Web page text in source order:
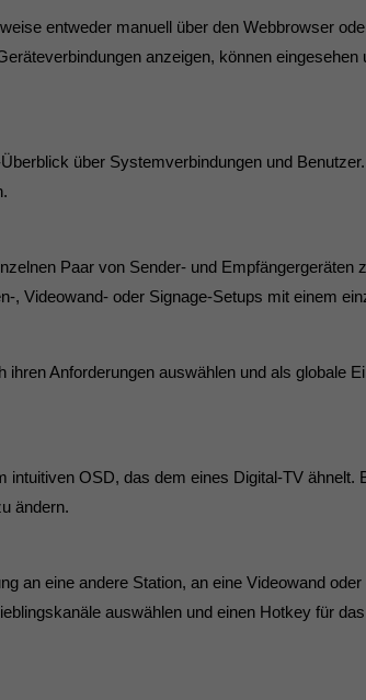
entweder manuell über den Webbrowser
anzeigen, können
über Systemverbindungen und
Paar von Sender- und
Videowand- oder Signage-Setups mit einem
Anforderungen auswählen und als globale
OSD, das dem eines Digital-TV
ändern.
an eine andere Station, an eine Videowand
auswählen und einen Hotkey für